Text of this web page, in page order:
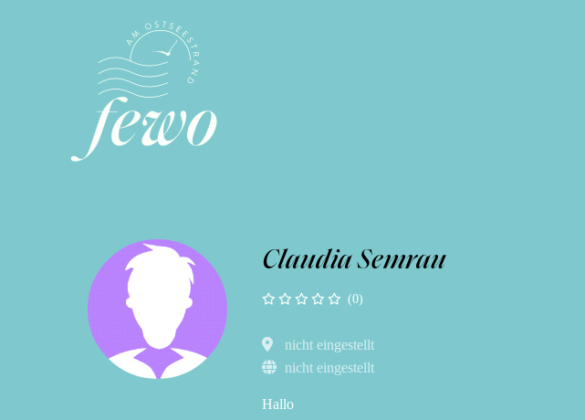
Claudia Semrau
(0)
nicht eingestellt
nicht eingestellt
Hallo